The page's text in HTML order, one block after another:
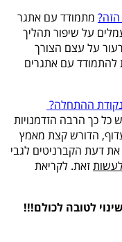
מתמודד עם אתגר
על שיפור תהליך
על עצם הצורך
עם אתגרים
ההתחלה?
כך הרבה הזדמנויות
הדורש קצת מאמץ
דעת הקברניטים לגבי
זאת. לקריאת
לטובה לכולם!!!